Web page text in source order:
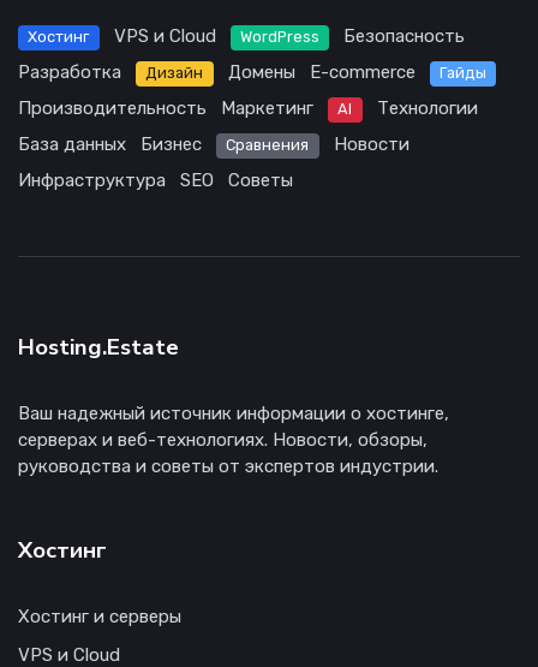
Хостинг VPS и Cloud WordPress
Безопасность
Разработка
Дизайн Домены E-commerce Гайды
Производительность Маркетинг AI
Технологии
База данных
Бизнес Сравнения
Новости
Инфраструктура
SEO Советы
Hosting.Estate
Ваш надежный источник информации о хостинге,
серверах и веб-технологиях. Новости, обзоры,
руководства и советы от экспертов индустрии.
Хостинг
Хостинг и серверы
VPS и Cloud